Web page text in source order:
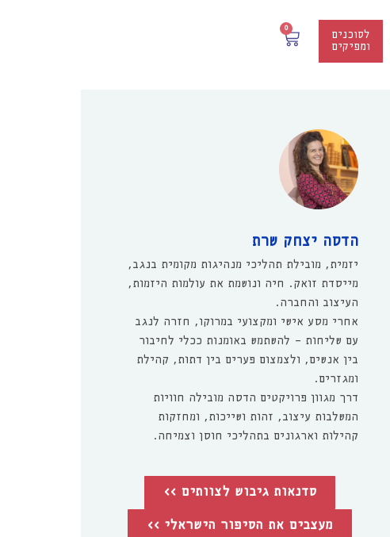
לסוכנים
ומפיקים
0
הדסה יצחק שרת
יזמית, מובילת תהליכי מנהיגות מקומית בנגב,
מייסדת זואק. חיה ונושמת את עולמות היזמות,
העיצוב והחברה.
אחרי מסע אישי ומקצועי במרוקו, חזרה לנגב
עם שליחות - להשתמש באומנות ככלי לחיבור
בין אנשים, ולצמצום פערים בין דתות, קהילת
ומגזרים.
דרך מגוון פרויקטים הדסה מובילה חוויות
המשלבות עיצוב, זהות ושייכות, ומחזקות
קהילות וארגונים בתהליכי חוסן וצמיחה.
סדנאות גיבוש לצוותים >>
מעצבים את הסיפור הישראלי >>